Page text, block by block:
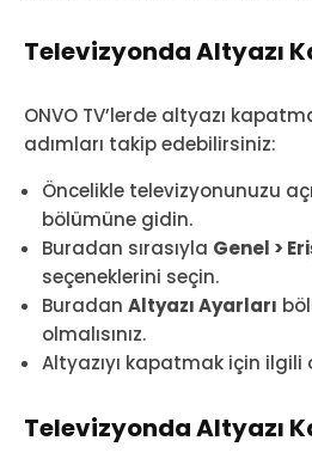
Televizyonda Altyazı
ONVO TV’lerde altyazı
adımları takip edebilirsiniz:
Öncelikle televizyonunuzu
bölümüne gidin.
Buradan sırasıyla Genel >
seçeneklerini seçin.
Buradan Altyazı Ayarları
olmalısınız.
Altyazıyı kapatmak için ilgili
Televizyonda Altyazı